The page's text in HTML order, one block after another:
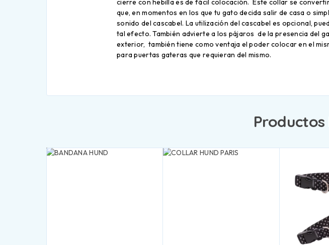
cierre con hebilla es de fácil colocación. Este collar se
que, en momentos en los que tu gato decida salir de casa o
sonido del cascabel. La utilización del cascabel es opcional,
tal efecto. También advierte a los pájaros de la presencia del
exterior, también tiene como ventaja el poder colocar en el
para puertas gateras que requieran del mismo.